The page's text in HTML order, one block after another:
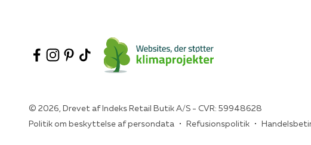
© 2026, Drevet af Indeks Retail Butik A/S - CVR: 59948628
Politik om beskyttelse af persondata
Refusionspolitik